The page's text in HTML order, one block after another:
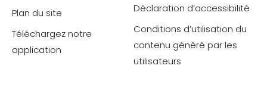
Plan du site
Téléchargez notre
application
Déclaration d’accessibilité
Conditions d’utilisation du
contenu généré par les
utilisateurs